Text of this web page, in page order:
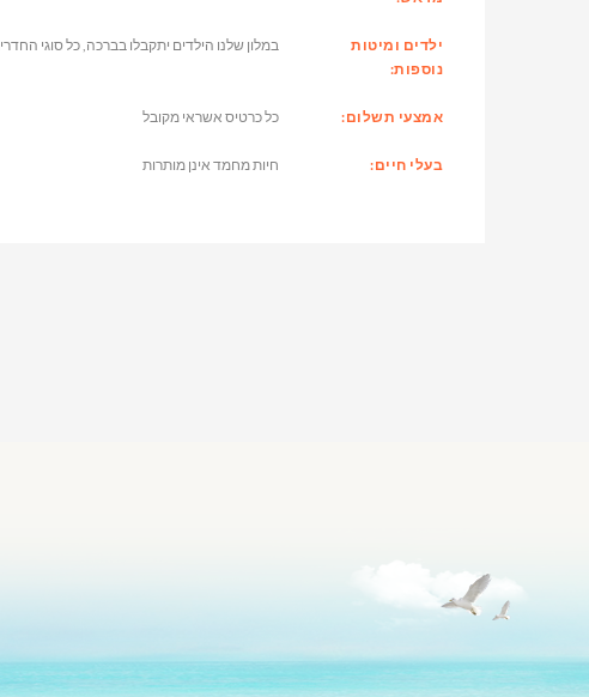
ילדים ומיטות
נוספות:
במלון שלנו הילדים יתקבלו בברכה, כל סוגי
אמצעי תשלום: כל כרטיס אשראי מקובל
בעלי חיים: חיות מחמד אינן מותרות